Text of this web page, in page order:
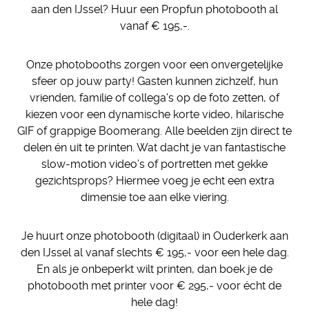
aan den IJssel? Huur een Propfun photobooth al
vanaf € 195,-.
Onze photobooths zorgen voor een onvergetelijke
sfeer op jouw party! Gasten kunnen zichzelf, hun
vrienden, familie of collega's op de foto zetten, of
kiezen voor een dynamische korte video, hilarische
GIF of grappige Boomerang. Alle beelden zijn direct te
delen én uit te printen. Wat dacht je van fantastische
slow-motion video’s of portretten met gekke
gezichtsprops? Hiermee voeg je echt een extra
dimensie toe aan elke viering.
Je huurt onze photobooth (digitaal) in Ouderkerk aan
den IJssel al vanaf slechts € 195,- voor een hele dag.
En als je onbeperkt wilt printen, dan boek je de
photobooth met printer voor € 295,- voor écht de
hele dag!